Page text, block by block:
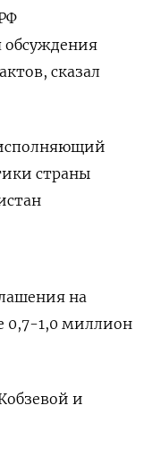
обсуждения
сказал
страны
на
0,7-1,0 миллион
и